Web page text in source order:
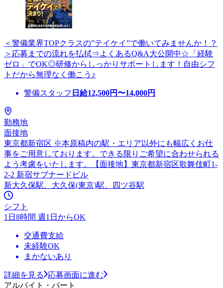
＜警備業界TOPクラスの”テイケイ”で働いてみませんか！？
＞応募までの流れを払拭⇒よくあるQ&A大公開中☆「経験
ゼロ」でOK◎研修からしっかりサポートします！自由シフ
トだから無理なく働こう♪
警備スタッフ 日給12,500円〜14,000円
勤務地
面接地
東京都新宿区 ※本原稿内の駅・エリア以外にも幅広くお仕
事をご用意しております。できる限りご希望に合わせられる
よう考慮をいたします。【面接地】東京都新宿区歌舞伎町1-
2-2 新宿サブナードビル
新大久保駅、大久保(東京)駅、四ツ谷駅
シフト
1日8時間 週1日からOK
交通費支給
未経験OK
まかないあり
詳細を見る
応募画面に進む
アルバイト・パート